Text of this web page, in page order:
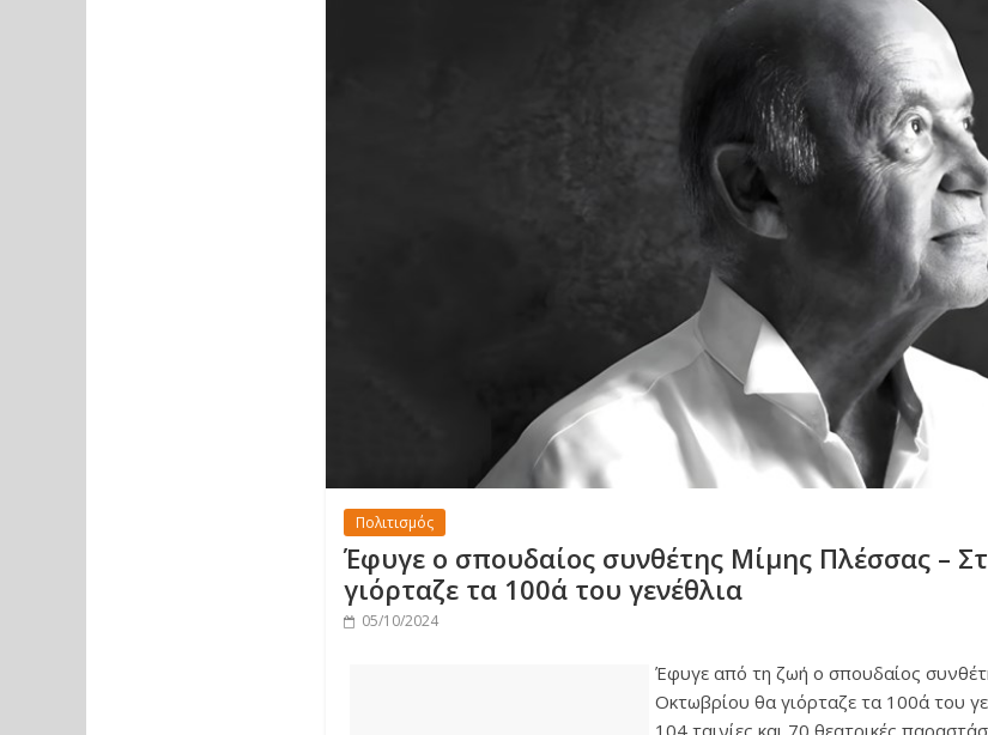
Πολιτισμός
Έφυγε ο σπουδαίος συνθέτης Μίμης Πλέσσας –
γιόρταζε τα 100ά του γενέθλια
05/10/2024
Έφυγε από τη ζωή ο σπουδαίος
Οκτωβρίου θα γιόρταζε τα 100ά του